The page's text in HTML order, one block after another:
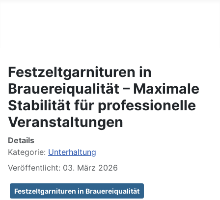
Festzeltgarnituren in
Brauereiqualität – Maximale
Stabilität für professionelle
Veranstaltungen
Details
Kategorie: Unterhaltung
Veröffentlicht: 03. März 2026
Festzeltgarnituren in Brauereiqualität